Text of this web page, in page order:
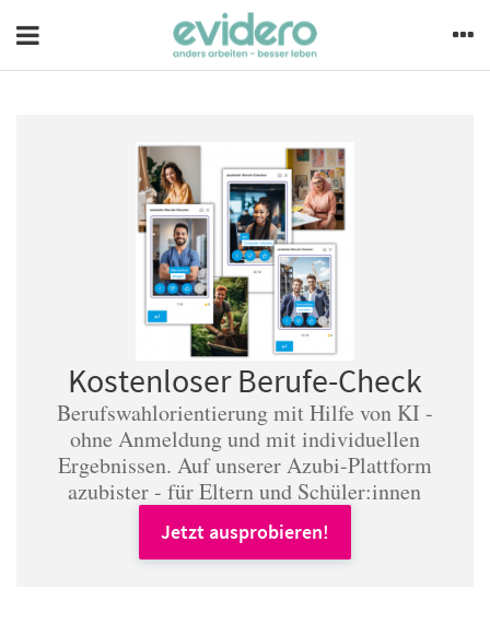
Kostenloser Berufe-Check
Berufswahlorientierung mit Hilfe von KI -
ohne Anmeldung und mit individuellen
Ergebnissen. Auf unserer Azubi-Plattform
azubister - für Eltern und Schüler:innen
Jetzt ausprobieren!